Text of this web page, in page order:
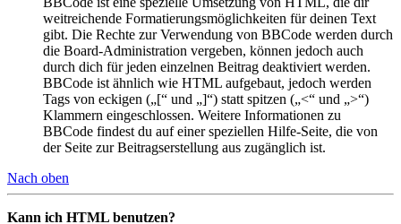
weitreichende Formatierungsmöglichkeiten für deinen Text
gibt. Die Rechte zur Verwendung von BBCode werden durch
die Board-Administration vergeben, können jedoch auch
durch dich für jeden einzelnen Beitrag deaktiviert werden.
BBCode ist ähnlich wie HTML aufgebaut, jedoch werden
Tags von eckigen („[“ und „]“) statt spitzen („<“ und „>“)
Klammern eingeschlossen. Weitere Informationen zu
BBCode findest du auf einer speziellen Hilfe-Seite, die von
der Seite zur Beitragserstellung aus zugänglich ist.
Nach oben
Kann ich HTML benutzen?